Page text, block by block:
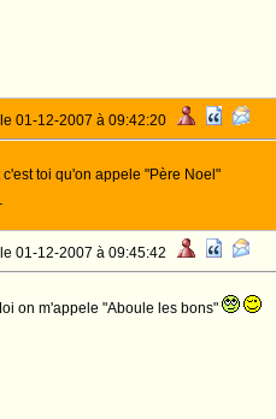
01-12-2007 à 09:42:20
toi qu'on appele "Père Noel"
01-12-2007 à 09:45:42
on m'appele "Aboule les bons"